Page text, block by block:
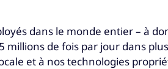
dans le monde entier – à
millions de fois par jour dans
et à nos technologies